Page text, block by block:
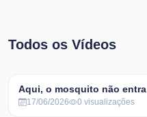
Todos os Vídeos
Aqui, o mosquito não entra
17/06/2026 0 visualizações